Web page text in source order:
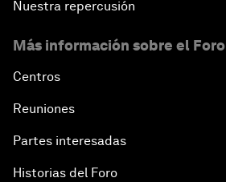
Nuestra repercusión
Más información sobre el Foro
Centros
Reuniones
Partes interesadas
Historias del Foro